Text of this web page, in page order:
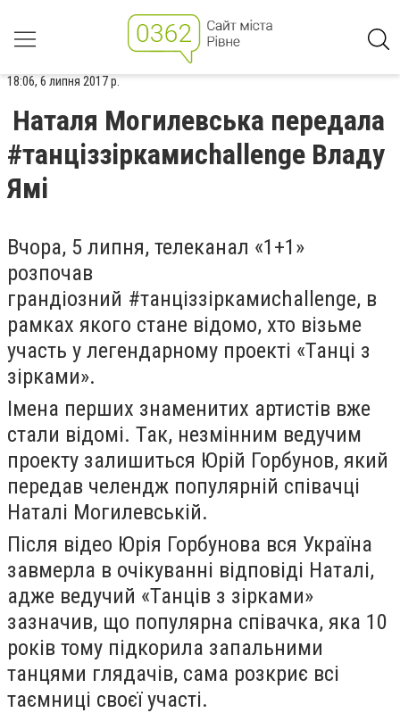
18:06, 6 липня 2017 р.
Наталя Могилевська передала
#танціззіркамиchallenge Владу
Ямі
Вчора, 5 липня, телеканал «1+1»
розпочав
грандіозний #танціззіркамиchallenge, в
рамках якого стане відомо, хто візьме
участь у легендарному проекті «Танці з
зірками».
Імена перших знаменитих артистів вже
стали відомі. Так, незмінним ведучим
проекту залишиться Юрій Горбунов, який
передав челендж популярній співачці
Наталі Могилевській.
Після відео Юрія Горбунова вся Україна
завмерла в очікуванні відповіді Наталі,
адже ведучий «Танців з зірками»
зазначив, що популярна співачка, яка 10
років тому підкорила запальними
танцями глядачів, сама розкриє всі
таємниці своєї участі.